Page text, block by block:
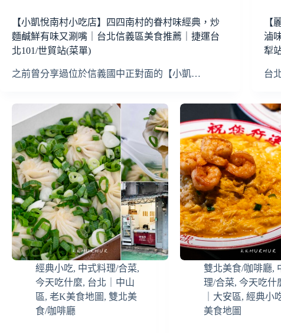
【小凱悅南村小吃店】四四南村的眷村味經典，炒
麵鹹鮮有味又涮嘴｜台北信義區美食推薦｜捷運台
北101/世貿站(菜單)
之前曾分享過位於信義國中正對面的【小凱…
【
滷
犁
台
經典小吃, 中式料理/合菜,
今天吃什麼, 台北｜中山
區, 老K美食地圖 , 雙北美
食/咖啡廳
雙北美食/咖啡廳,
理/合菜, 今天吃什
｜大安區, 經典小
美食地圖